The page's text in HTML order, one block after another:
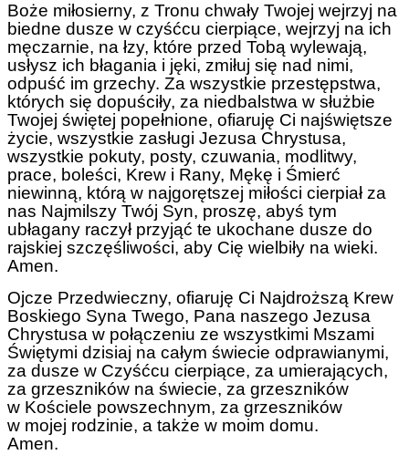
Boże miłosierny, z Tronu chwały Twojej wejrzyj na
biedne dusze w czyśćcu cierpiące, wejrzyj na ich
męczarnie, na łzy, które przed Tobą wylewają,
usłysz ich błagania i jęki, zmiłuj się nad nimi,
odpuść im grzechy. Za wszystkie przestępstwa,
których się dopuściły, za niedbalstwa w służbie
Twojej świętej popełnione, ofiaruję Ci najświętsze
życie, wszystkie zasługi Jezusa Chrystusa,
wszystkie pokuty, posty, czuwania, modlitwy,
prace, boleści, Krew i Rany, Mękę i Śmierć
niewinną, którą w najgorętszej miłości cierpiał za
nas Najmilszy Twój Syn, proszę, abyś tym
ubłagany raczył przyjąć te ukochane dusze do
rajskiej szczęśliwości, aby Cię wielbiły na wieki.
Amen.
Ojcze Przedwieczny, ofiaruję Ci Najdroższą Krew
Boskiego Syna Twego, Pana naszego Jezusa
Chrystusa w połączeniu ze wszystkimi Mszami
Świętymi dzisiaj na całym świecie odprawianymi,
za dusze w Czyśćcu cierpiące, za umierających,
za grzeszników na świecie, za grzeszników
w Kościele powszechnym, za grzeszników
w mojej rodzinie, a także w moim domu.
Amen.